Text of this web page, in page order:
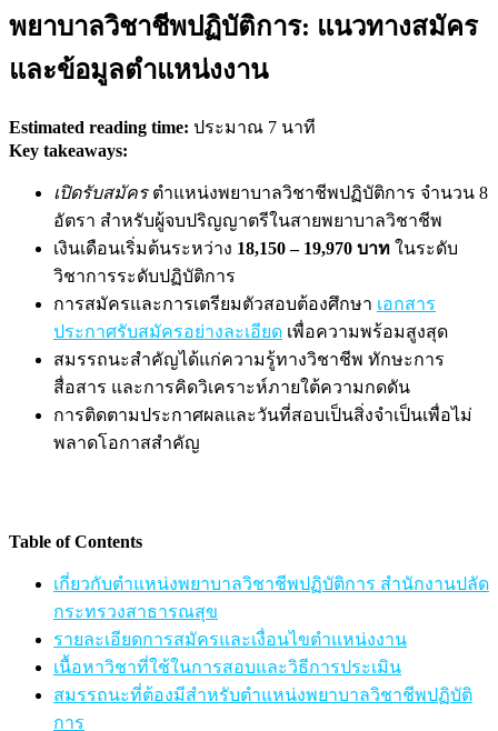
พยาบาลวิชาชีพปฏิบัติการ: แนวทางสมัคร
และข้อมูลตำแหน่งงาน
Estimated reading time: ประมาณ 7 นาที
Key takeaways:
เปิดรับสมัครตำแหน่งพยาบาลวิชาชีพปฏิบัติการ จำนวน 8
อัตรา สำหรับผู้จบปริญญาตรีในสายพยาบาลวิชาชีพ
เงินเดือนเริ่มต้นระหว่าง 18,150 – 19,970 บาท ในระดับ
วิชาการระดับปฏิบัติการ
การสมัครและการเตรียมตัวสอบต้องศึกษา เอกสาร
ประกาศรับสมัครอย่างละเอียด เพื่อความพร้อมสูงสุด
สมรรถนะสำคัญได้แก่ความรู้ทางวิชาชีพ ทักษะการ
สื่อสาร และการคิดวิเคราะห์ภายใต้ความกดดัน
การติดตามประกาศผลและวันที่สอบเป็นสิ่งจำเป็นเพื่อไม่
พลาดโอกาสสำคัญ
Table of Contents
เกี่ยวกับตำแหน่งพยาบาลวิชาชีพปฏิบัติการ สำนักงานปลัด
กระทรวงสาธารณสุข
รายละเอียดการสมัครและเงื่อนไขตำแหน่งงาน
เนื้อหาวิชาที่ใช้ในการสอบและวิธีการประเมิน
สมรรถนะที่ต้องมีสำหรับตำแหน่งพยาบาลวิชาชีพปฏิบัติ
การ